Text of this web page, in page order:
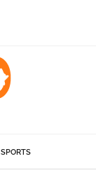
SPORTS